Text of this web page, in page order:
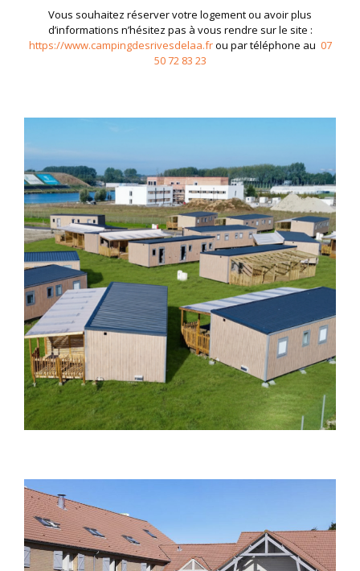
Vous souhaitez réserver votre logement ou avoir plus
d’informations n’hésitez pas à vous rendre sur le site :
https://www.campingdesrivesdelaa.frou par téléphone au 07
50 72 83 23